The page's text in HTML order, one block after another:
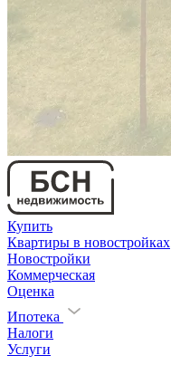
Купить
Квартиры в новостройках
Новостройки
Коммерческая
Оценка
Ипотека
Налоги
Услуги